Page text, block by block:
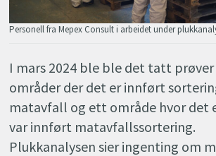
Personell fra Mepex Consult i arbeidet under
I mars 2024 ble ble det tatt
områder der det er innført
matavfall og ett område hvor det
var innført matavfallssortering.
Plukkanalysen sier ingenting om